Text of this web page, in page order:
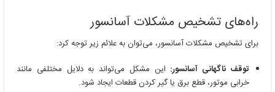
راه‌های تشخیص مشکلات آسانسور
برای تشخیص مشکلات آسانسور، می‌توان به علائم زیر توجه کرد:
توقف ناگهانی آسانسور: این مشکل می‌تواند به دلایل مختلفی مانند
خرابی موتور، قطع برق یا گیر کردن قطعات ایجاد شود.